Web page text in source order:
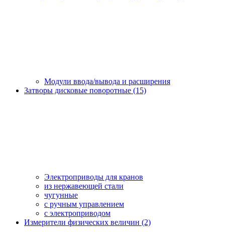
Модули ввода/вывода и расширения
Затворы дисковые поворотные (15)
Электроприводы для кранов
из нержавеющей стали
чугунные
с ручным управлением
c электроприводом
Измерители физических величин (2)